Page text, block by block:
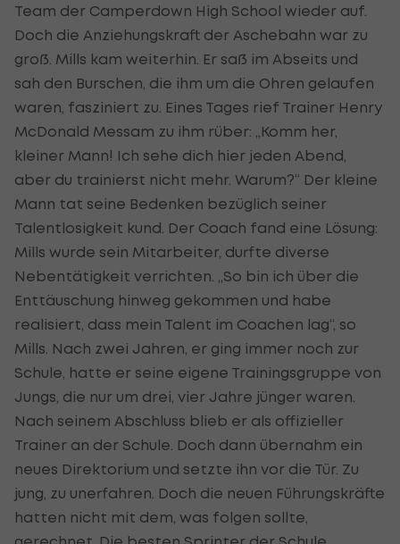
Team der Camperdown High School wieder auf.
Doch die Anziehungskraft der Aschebahn war zu
groß. Mills kam weiterhin. Er saß im Abseits und
sah den Burschen, die ihm um die Ohren gelaufen
waren, fasziniert zu. Eines Tages rief Trainer Henry
McDonald Messam zu ihm rüber: „Komm her,
kleiner Mann! Ich sehe dich hier jeden Abend,
aber du trainierst nicht mehr. Warum?“ Der kleine
Mann tat seine Bedenken bezüglich seiner
Talentlosigkeit kund. Der Coach fand eine Lösung:
Mills wurde sein Mitarbeiter, durfte diverse
Nebentätigkeit verrichten. „So bin ich über die
Enttäuschung hinweg gekommen und habe
realisiert, dass mein Talent im Coachen lag“, so
Mills. Nach zwei Jahren, er ging immer noch zur
Schule, hatte er seine eigene Trainingsgruppe von
Jungs, die nur um drei, vier Jahre jünger waren.
Nach seinem Abschluss blieb er als offizieller
Trainer an der Schule. Doch dann übernahm ein
neues Direktorium und setzte ihn vor die Tür. Zu
jung, zu unerfahren. Doch die neuen Führungskräfte
hatten nicht mit dem, was folgen sollte,